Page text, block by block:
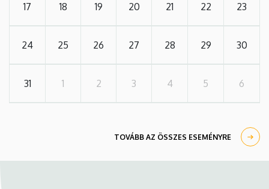
17 18 19 20 21 22 23
24 25 26 27 28 29 30
31 1 2 3 4 5 6
TOVÁBB AZ ÖSSZES ESEMÉNYRE